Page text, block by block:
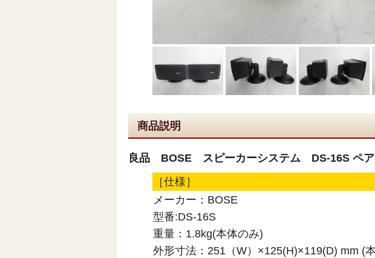
商品説明
良品 BOSE スピーカーシステム DS-16S ペ
［仕様］
メーカー：BOSE
型番:DS-16S
重量：1.8kg(本体のみ)
外形寸法：251（W）×125(H)×119(D) mm (